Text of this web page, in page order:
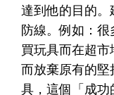
達到他的目的
防線。例如：
買玩具而在超
而放棄原有的
具，這個「成